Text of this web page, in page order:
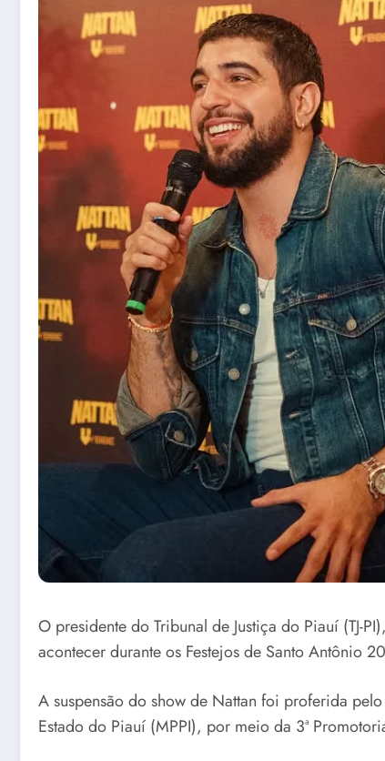
O presidente do Tribunal de Justiça do Piauí
acontecer durante os Festejos de Santo Antônio
A suspensão do show de Nattan foi proferida
Estado do Piauí (MPPI), por meio da 3ª